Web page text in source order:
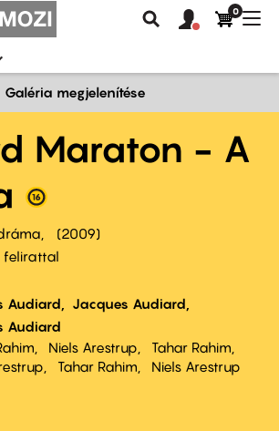
Keresés
Felhasználói
fiók
0
Galéria megjelenítése
Maraton - A
2009
felirattal
Audiard
Jacques Audiard
Audiard
Niels Arestrup
Tahar Rahim
Tahar Rahim Niels Arestrup